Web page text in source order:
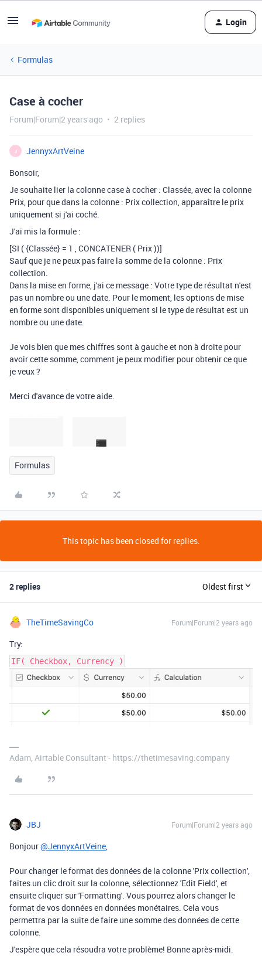
Login
Formulas
Case à cocher
Forum|Forum|2 years ago 2 replies
J
JennyxArtVeine
Bonsoir,
Je souhaite lier la colonne case à cocher : Classée, avec la colonne
Prix, pour que dans la colonne : Prix collection, apparaître le prix
uniquement si j'ai coché.
J'ai mis la formule :
[SI ({Classée} = 1 ,CONCATENER ( Prix))]
Sauf que je ne peux pas faire la somme de la colonne : Prix
collection.
Dans la mise en forme, j'ai ce message : Votre type de résultat n'est
pas un nombre ou une date. Pour le moment, les options de mise
en forme sont disponibles uniquement si le type de résultat est un
nombre ou une date.
Je vois bien que mes chiffres sont à gauche et non à droite pour
avoir cette somme, comment je peux modifier pour obtenir ce que
je veux ?
Merci d'avance de votre aide.
Formulas
This topic has been closed for replies.
2 replies Oldest first
TheTimeSavingCo Forum|Forum|2 years ago
Try:
IF( Checkbox, Currency )
Adam, Airtable Consultant - https://thetimesaving.company
JBJ Forum|Forum|2 years ago
Bonjour@JennyxArtVeine,
Pour changer le format des données de la colonne 'Prix collection',
faites un clic droit sur la colonne, sélectionnez 'Edit Field', et
ensuite cliquer sur 'Formatting'. Vous pourrez alors changer le
format de vos données en données monétaires. Cela vous
permettra par la suite de faire une somme des données de cette
colonne.
J'espère que cela résoudra votre problème! Bonne après-midi.